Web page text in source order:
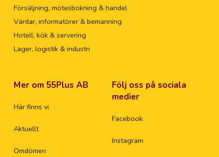
Försäljning, mötesbokning & handel
Värdar, informatörer & bemanning
Hotell, kök & servering
Lager, logistik & industri
Mer om 55Plus AB
Här finns vi
Aktuellt
Omdömen
Följ oss på sociala
medier
Facebook
Instagram